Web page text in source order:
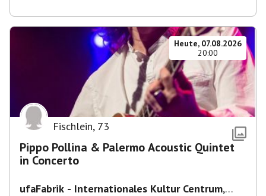
Heute, 07.08.2026
20:00
Fischlein, 73
Pippo Pollina & Palermo Acoustic Quintet
in Concerto
ufaFabrik - Internationales Kultur Centrum,